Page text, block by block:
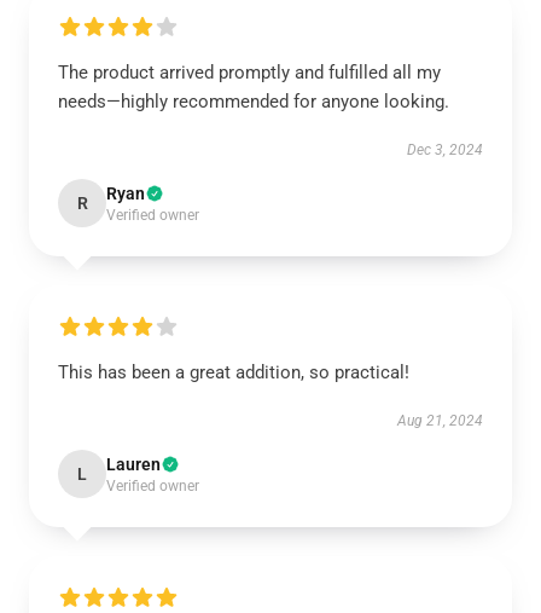
The product arrived promptly and fulfilled all my
needs—highly recommended for anyone looking.
Dec 3, 2024
R Ryan
Verified owner
This has been a great addition, so practical!
Aug 21, 2024
L Lauren
Verified owner